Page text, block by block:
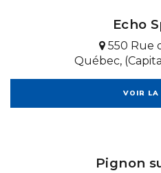
Echo
550 Rue
Québec,
VOIR LA
Pignon